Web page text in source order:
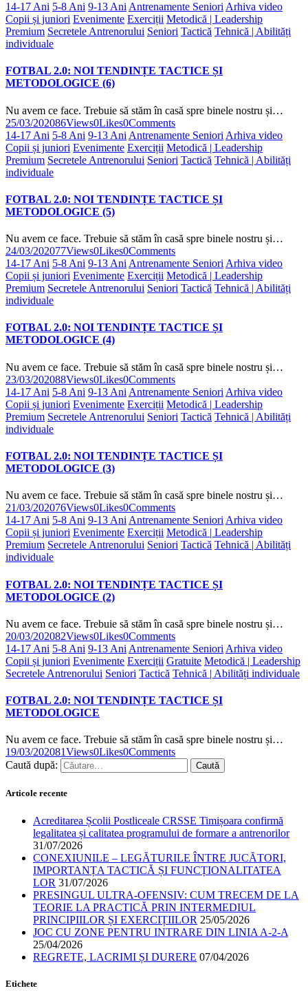
14-17 Ani 5-8 Ani 9-13 Ani Antrenamente Seniori Arhiva video
Copii și juniori Evenimente Exerciții Metodică | Leadership
Premium Secretele Antrenorului Seniori Tactică Tehnică | Abilități
individuale
FOTBAL 2.0: NOI TENDINȚE TACTICE ȘI
METODOLOGICE (6)
Nu avem ce face. Trebuie să stăm în casă spre binele nostru și…
25/03/202086Views0Likes0Comments
14-17 Ani 5-8 Ani 9-13 Ani Antrenamente Seniori Arhiva video
Copii și juniori Evenimente Exerciții Metodică | Leadership
Premium Secretele Antrenorului Seniori Tactică Tehnică | Abilități
individuale
FOTBAL 2.0: NOI TENDINȚE TACTICE ȘI
METODOLOGICE (5)
Nu avem ce face. Trebuie să stăm în casă spre binele nostru și…
24/03/202077Views0Likes0Comments
14-17 Ani 5-8 Ani 9-13 Ani Antrenamente Seniori Arhiva video
Copii și juniori Evenimente Exerciții Metodică | Leadership
Premium Secretele Antrenorului Seniori Tactică Tehnică | Abilități
individuale
FOTBAL 2.0: NOI TENDINȚE TACTICE ȘI
METODOLOGICE (4)
Nu avem ce face. Trebuie să stăm în casă spre binele nostru și…
23/03/202088Views0Likes0Comments
14-17 Ani 5-8 Ani 9-13 Ani Antrenamente Seniori Arhiva video
Copii și juniori Evenimente Exerciții Metodică | Leadership
Premium Secretele Antrenorului Seniori Tactică Tehnică | Abilități
individuale
FOTBAL 2.0: NOI TENDINȚE TACTICE ȘI
METODOLOGICE (3)
Nu avem ce face. Trebuie să stăm în casă spre binele nostru și…
21/03/202076Views0Likes0Comments
14-17 Ani 5-8 Ani 9-13 Ani Antrenamente Seniori Arhiva video
Copii și juniori Evenimente Exerciții Metodică | Leadership
Premium Secretele Antrenorului Seniori Tactică Tehnică | Abilități
individuale
FOTBAL 2.0: NOI TENDINȚE TACTICE ȘI
METODOLOGICE (2)
Nu avem ce face. Trebuie să stăm în casă spre binele nostru și…
20/03/202082Views0Likes0Comments
14-17 Ani 5-8 Ani 9-13 Ani Antrenamente Seniori Arhiva video
Copii și juniori Evenimente Exerciții Gratuite Metodică | Leadership
Secretele Antrenorului Seniori Tactică Tehnică | Abilități individuale
FOTBAL 2.0: NOI TENDINȚE TACTICE ȘI
METODOLOGICE
Nu avem ce face. Trebuie să stăm în casă spre binele nostru și…
19/03/202081Views0Likes0Comments
Caută după:
Articole recente
Acreditarea Școlii Postliceale CRSSE Timișoara confirmă
legalitatea și calitatea programului de formare a antrenorilor
31/07/2026
CONEXIUNILE – LEGĂTURILE ÎNTRE JUCĂTORI,
IMPORTANȚA TACTICĂ ȘI FUNCȚIONALITATEA
LOR 31/07/2026
PRESINGUL ULTRA-OFENSIV: CUM TRECEM DE LA
TEORIE LA PRACTICĂ PRIN INTERMEDIUL
PRINCIPIILOR ȘI EXERCIȚIILOR 25/05/2026
JOC CU ZONE PENTRU INTRARE DIN LINIA A-2-A
25/04/2026
REGRETE, LACRIMI ȘI DURERE 07/04/2026
Etichete